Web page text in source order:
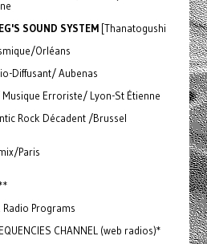
SOUND SYSTEM[Thanatogushi
Orléans
Diffusant/ Aubenas
Erroriste/ Lyon-St Étienne
Rock Décadent /Brussel
Paris
Programs
CHANNEL (web radios)*